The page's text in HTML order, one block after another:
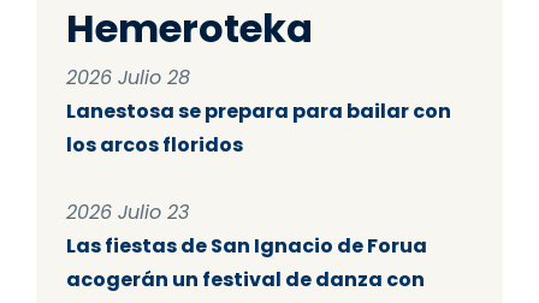
Hemeroteka
2026 Julio 28
Lanestosa se prepara para bailar con
los arcos floridos
2026 Julio 23
Las fiestas de San Ignacio de Forua
acogerán un festival de danza con